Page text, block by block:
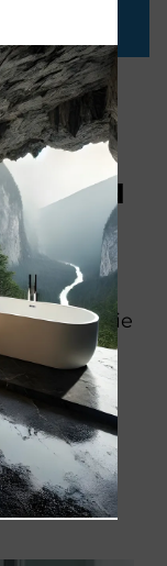
Bad
gern.
schicken Sie